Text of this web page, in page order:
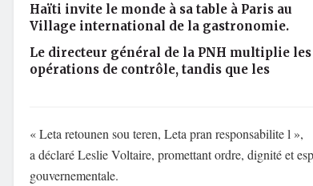
Haïti invite le monde à sa table à Paris au
Village international de la gastronomie.
Le directeur général de la PNH multiplie les
opérations de contrôle, tandis que les
« Leta retounen sou teren, Leta pran responsabilite l »,
a déclaré Leslie Voltaire, promettant ordre, dignité et
gouvernementale.